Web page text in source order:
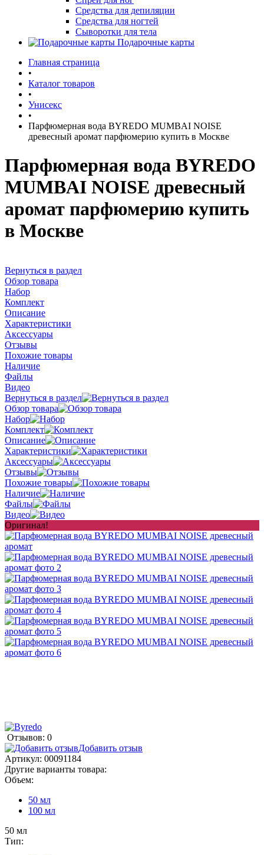
Средства для депиляции
Средства для ногтей
Сыворотки для тела
Подарочные карты
Главная страница
•
Каталог товаров
•
Унисекс
•
Парфюмерная вода BYREDO MUMBAI NOISE
древесный аромат парфюмерию купить в Москве
Парфюмерная вода BYREDO
MUMBAI NOISE древесный
аромат парфюмерию купить
в Москве
Вернуться в раздел
Обзор товара
Набор
Комплект
Описание
Характеристики
Аксессуары
Отзывы
Похожие товары
Наличие
Файлы
Видео
Вернуться в раздел
Обзор товара
Набор
Комплект
Описание
Характеристики
Аксессуары
Отзывы
Похожие товары
Наличие
Файлы
Видео
Оригинал!
Отзывов: 0
Добавить отзыв
Артикул: 00091184
Другие варианты товара:
Объем:
50 мл
100 мл
50 мл
Тип: